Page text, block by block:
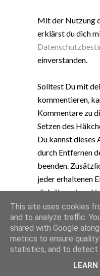
Mit der Nutzung
erklärst du dich
einverstanden.
Solltest Du mit
kommentieren,
Kommentare zu
Setzen des
Du kannst dieses
durch Entfernen
beenden.
jeder erhaltenen
dich über einen
abzumelden.
Hinweis: Nur ein
kann
This site uses cookies
and to analyze traffic.
shared with Google
metrics to ensure
statistics, and to detect
LEARN